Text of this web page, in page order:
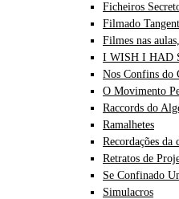
Ficheiros
Filmado
Filmes nas
I WISH I HAD
Nos Confins do
O Movimento
Raccords do
Ramalhetes
Recordações da
Retratos de
Se Confinado
Simulacros